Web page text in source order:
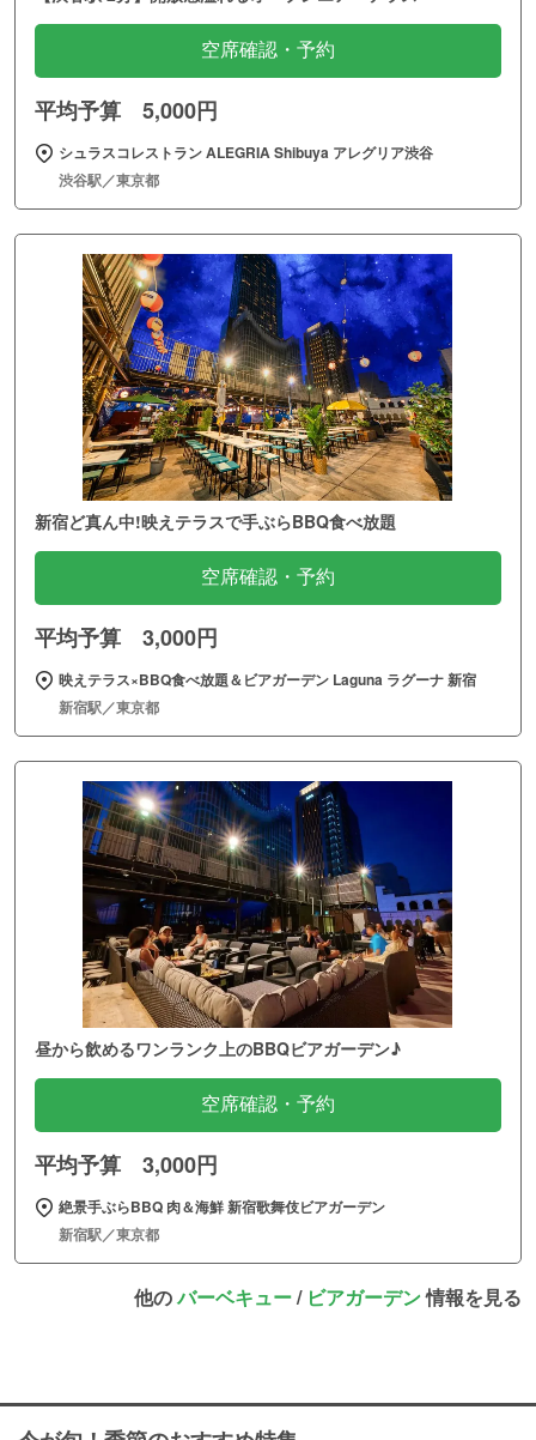
空席確認・予約
平均予算 5,000円
シュラスコレストラン ALEGRIA Shibuya アレグリア渋谷
渋谷駅／東京都
新宿ど真ん中!映えテラスで手ぶらBBQ食べ放題
空席確認・予約
平均予算 3,000円
映えテラス×BBQ食べ放題＆ビアガーデン Laguna ラグーナ 新宿
新宿駅／東京都
昼から飲めるワンランク上のBBQビアガーデン♪
空席確認・予約
平均予算 3,000円
絶景手ぶらBBQ 肉＆海鮮 新宿歌舞伎ビアガーデン
新宿駅／東京都
他のバーベキュー/ ビアガーデン情報を見る